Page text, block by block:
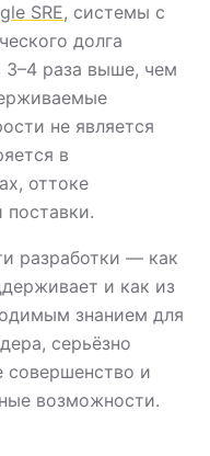
SRE, системы с
долга
3–4 раза выше, чем
не является
в
оттоке
поставки.
разработки — как
и как из
знанием для
серьёзно
совершенство и
возможности.